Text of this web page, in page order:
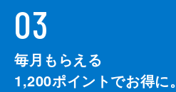
03
毎月もらえる
1,200ポイントでお得に。